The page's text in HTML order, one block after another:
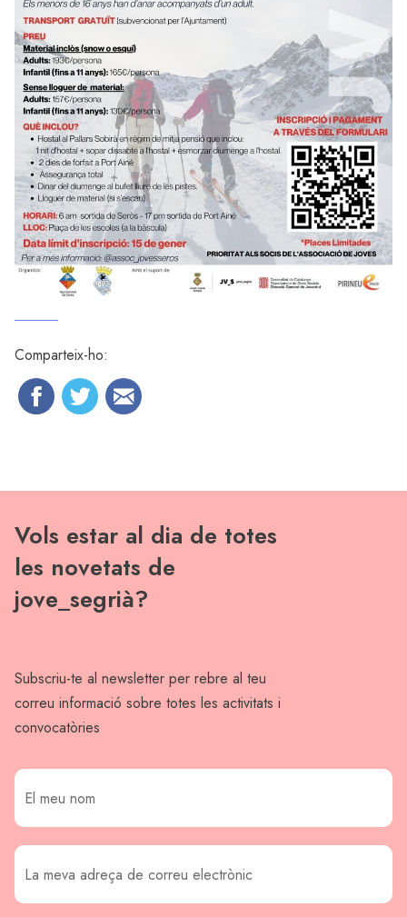
Comparteix-ho:
Vols estar al dia de totes
les novetats de
jove_segrià?
Subscriu-te al newsletter per rebre al teu
correu informació sobre totes les activitats i
convocatòries